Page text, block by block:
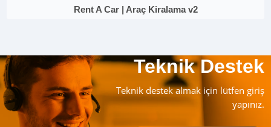
Rent A Car | Araç Kiralama v2
Teknik Destek
Teknik destek almak için lütfen giriş
yapınız.